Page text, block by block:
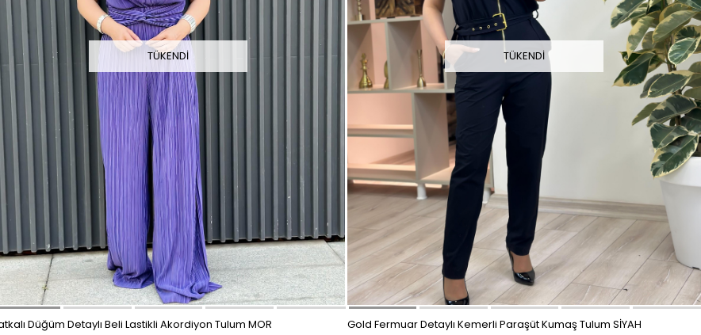
TÜKENDI
Vatkalı Düğüm Detaylı Beli Lastikli Akordiyon Tulum MOR
TÜKENDI
Gold Fermuar Detaylı Kemerli Paraşüt Kumaş Tulum SİYAH